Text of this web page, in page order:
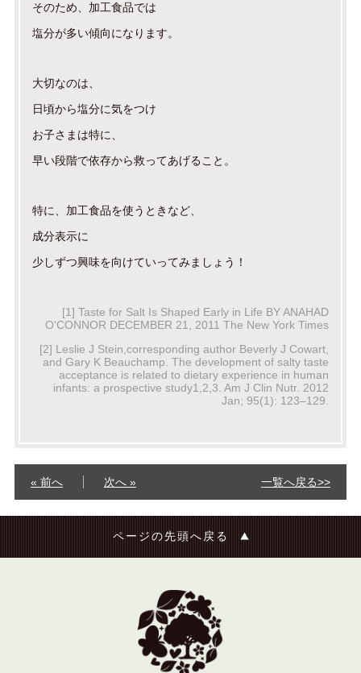
そのため、加工食品では
塩分が多い傾向になります。
大切なのは、
日頃から塩分に気をつけ
お子さまは特に、
早い段階で依存から救ってあげること。
特に、加工食品を使うときなど、
成分表示に
少しずつ興味を向けていってみましょう！
[1] Taste for Salt Is Shaped Early in Life BY ANAHAD
O'CONNOR DECEMBER 21, 2011 The New York Times
[2] Leslie J Stein,corresponding author Beverly J Cowart,
and Gary K Beauchamp. The development of salty taste
acceptance is related to dietary experience in human
infants: a prospective study1,2,3. Am J Clin Nutr. 2012
Jan; 95(1): 123–129.
« 前へ 次へ » 一覧へ戻る>>
ページの先頭へ戻る